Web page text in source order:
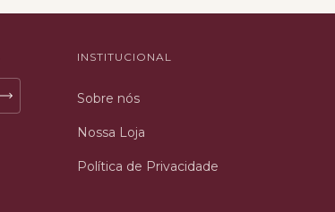
INSTITUCIONAL
Sobre nós
Nossa Loja
Política de Privacidade